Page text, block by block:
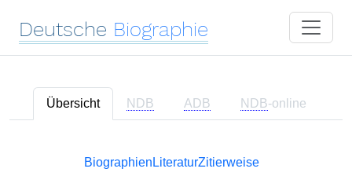
Deutsche Biographie
Übersicht NDB ADB NDB-online
Biographien LiteraturZitierweise